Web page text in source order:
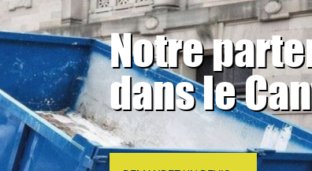
Notre
dans le